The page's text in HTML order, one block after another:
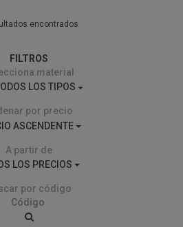
encontrados
FILTROS
material
LOS TIPOS
por precio
ASCENDENTE
A partir de
LOS PRECIOS
por código